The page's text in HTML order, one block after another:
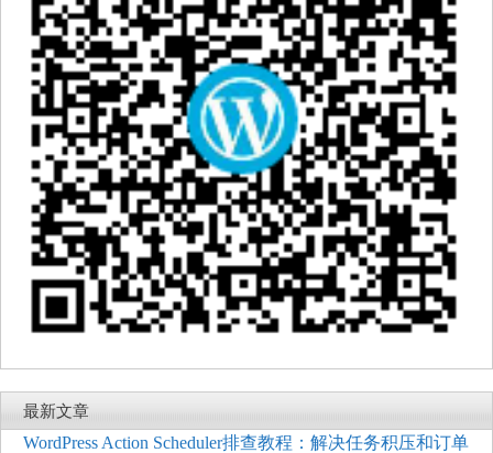
最新文章
WordPress Action Scheduler排查教程：解决任务积压和订单